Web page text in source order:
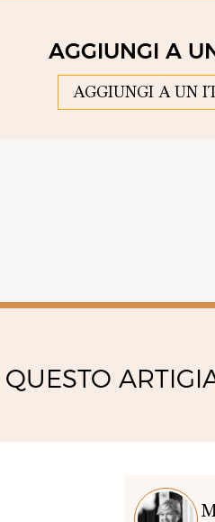
AGGIUNGI A
AGGIUNGI A UN